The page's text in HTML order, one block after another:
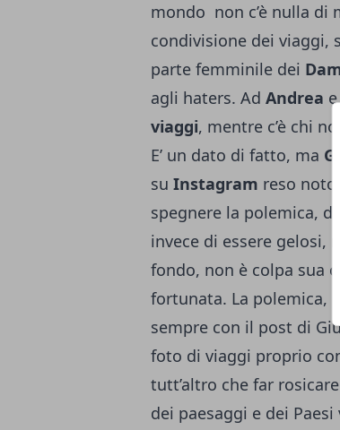
mondo non c’è nulla di
condivisione dei viaggi,
parte femminile dei
agli haters. Ad Andrea
viaggi, mentre c’è chi
E’ un dato di fatto, ma
su Instagram reso noto
spegnere la polemica,
invece di essere gelosi,
fondo, non è colpa sua
fortunata. La polemica,
sempre con il post di
foto di viaggi proprio
tutt’altro che far
dei paesaggi e dei